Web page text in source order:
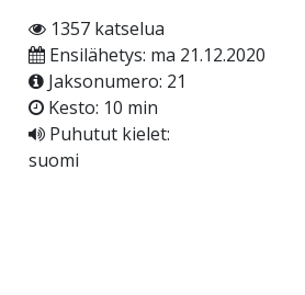
1357 katselua
Ensilähetys: ma 21.12.2020
Jaksonumero: 21
Kesto: 10 min
Puhutut kielet:
suomi